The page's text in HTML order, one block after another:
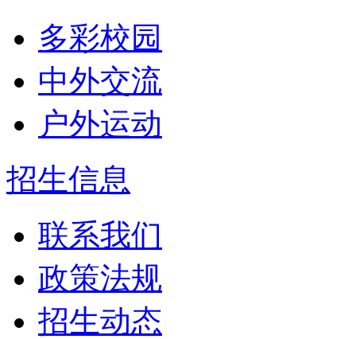
多彩校园
中外交流
户外运动
招生信息
联系我们
政策法规
招生动态